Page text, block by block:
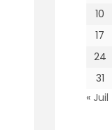
10
17
24
31
« Juil